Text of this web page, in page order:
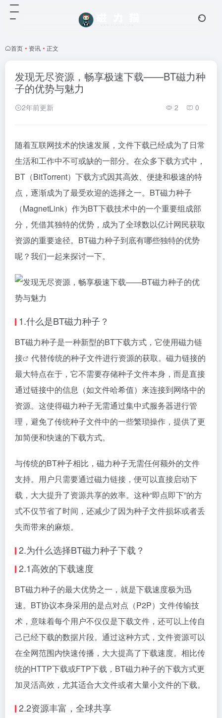
首页 • 资讯 • 正文
发现无尽资源，畅享极速下载——BT磁力种
子的优势与魅力
2年前更新 2 0
随着互联网技术的快速发展，文件下载已经成为了日常
生活和工作中不可或缺的一部分。在众多下载方式中，
BT（BitTorrent）下载方式因其高效、便捷和极速的特
点，逐渐成为了最受欢迎的选择之一。BT磁力种子
（MagnetLink）作为BT下载技术中的一个重要组成部
分，凭借其独特的优势，成为了全球数以亿计网民获取
资源的重要途径。BT磁力种子到底有哪些独特的优势
呢？我们一起来探讨一下。
1.什么是BT磁力种子？
BT磁力种子是一种新型的BT下载方式，它使用磁力链
接
代替传统的种子文件进行资源的获取。 磁力链接的
最大特点在于，它不需要存储种子文件本身，而是直接
通过链接中的信息（如文件哈希值）来连接到网络中的
资源。这使得磁力种子无需通过集中式服务器进行管
理，避免了传统种子文件中的一些繁琐操作，提供了更
加简便和快速的下载方式。
与传统的BT种子相比，磁力种子无需任何额外的文件
支持。用户只需要通过磁力链接 ，便可以直接启动下
载，大大提升了资源共享的效率。这种“即点即下”的方
式不仅节省了时间，还减少了因为种子文件损坏或者丢
失而带来的麻烦。
2.为什么选择BT磁力种子下载？
2.1高效的下载速度
BT磁力种子的最大优势之一，就是下载速度极为迅
速。BT协议本身采用的是点对点（P2P）文件传输技
术，意味着每个用户不仅仅是下载文件，还可以上传自
己已经下载的数据片段。通过这种方式，文件资源可以
在全网范围内快速传播，大大提高了下载速度。相比传
统的HTTP下载或FTP下载，BT磁力种子的下载方式更
加灵活高效，尤其适合大文件或者大量小文件的下载。
2.2资源丰富，全球共享